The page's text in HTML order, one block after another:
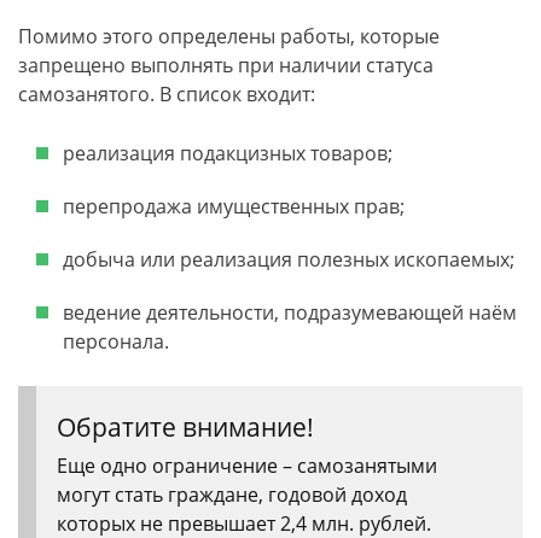
Помимо этого определены работы, которые
запрещено выполнять при наличии статуса
самозанятого. В список входит:
реализация подакцизных товаров;
перепродажа имущественных прав;
добыча или реализация полезных ископаемых;
ведение деятельности, подразумевающей наём
персонала.
Обратите внимание!
Еще одно ограничение – самозанятыми
могут стать граждане, годовой доход
которых не превышает 2,4 млн. рублей.